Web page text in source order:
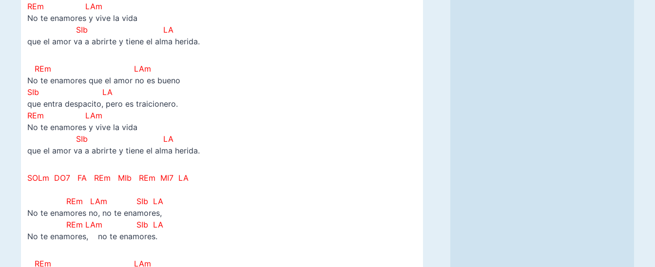
REm LAm
No te enamores y vive la vida
SIb LA
que el amor va a abrirte y tiene el alma herida.
REm LAm
No te enamores que el amor no es bueno
SIb LA
que entra despacito, pero es traicionero.
REm LAm
No te enamores y vive la vida
SIb LA
que el amor va a abrirte y tiene el alma herida.
SOLm DO7 FA REm MIb REm MI7 LA
REm LAm SIb LA
No te enamores no, no te enamores,
REm LAm
SIb LA
No te enamores, no te enamores.
REm LAm